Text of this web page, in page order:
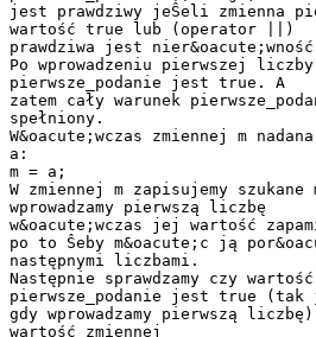
jest prawdziwy jeŜeli zmienna
wartość true lub (operator ||)
prawdziwa jest
Po wprowadzeniu pierwszej
pierwsze_podanie jest true. A
zatem cały warunek
spełniony.
W&oacute;wczas zmiennej m
a:
m = a;
W zmiennej m zapisujemy szukane
wprowadzamy pierwszą liczbę
w&oacute;wczas jej wartość
po to Ŝeby m&oacute;c ją
następnymi liczbami.
Następnie sprawdzamy czy
pierwsze_podanie jest true (tak
gdy wprowadzamy pierwszą
wartość zmiennej